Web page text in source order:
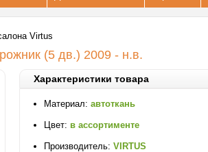
Virtus
(5 дв.) 2009 - н.в.
Характеристики товара
Материал: автоткань
Цвет: в ассортименте
Производитель: VIRTUS